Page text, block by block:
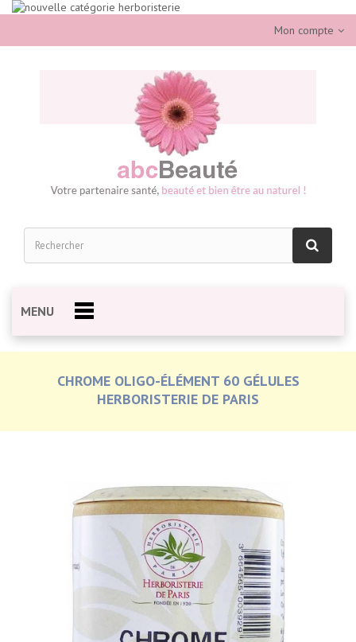
Mon compte
MENU
CHROME OLIGO-ÉLÉMENT 60 GÉLULES
HERBORISTERIE DE PARIS